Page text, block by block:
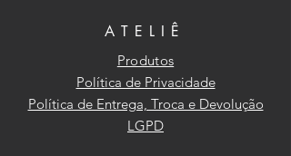
ATELIÊ
Produtos
Política de Privacidade
Política de Entrega, Troca e Devolução
LGPD